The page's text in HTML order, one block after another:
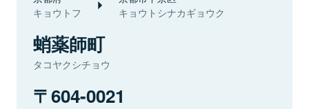
キョウトフ キョウトシナカギョウク
蛸薬師町
タコヤクシチョウ
604-0021